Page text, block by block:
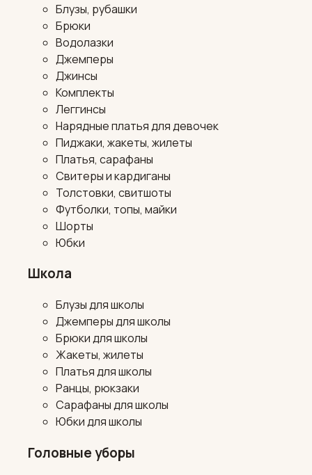
Блузы, рубашки
Брюки
Водолазки
Джемперы
Джинсы
Комплекты
Леггинсы
Нарядные платья для девочек
Пиджаки, жакеты, жилеты
Платья, сарафаны
Свитеры и кардиганы
Толстовки, свитшоты
Футболки, топы, майки
Шорты
Юбки
Школа
Блузы для школы
Джемперы для школы
Брюки для школы
Жакеты, жилеты
Платья для школы
Ранцы, рюкзаки
Сарафаны для школы
Юбки для школы
Головные уборы